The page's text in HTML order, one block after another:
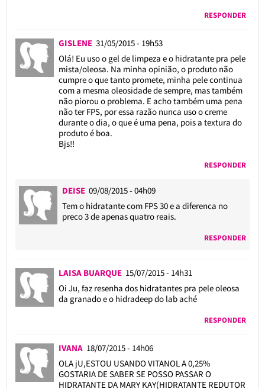
RESPONDER
GISLENE 31/05/2015 - 19h53
Olá! Eu uso o gel de limpeza e o hidratante pra pele
mista/oleosa. Na minha opinião, o produto não
cumpre o que tanto promete, minha pele continua
com a mesma oleosidade de sempre, mas também
não piorou o problema. E acho também uma pena
não ter FPS, por essa razão nunca uso o creme
durante o dia, o que é uma pena, pois a textura do
produto é boa.
Bjs!!
RESPONDER
DEISE09/08/2015 - 04h09
Tem o hidratante com FPS 30 e a diferenca no
preco 3 de apenas quatro reais.
RESPONDER
LAISA BUARQUE 15/07/2015 - 14h31
Oi Ju, faz resenha dos hidratantes pra pele oleosa
da granado e o hidradeep do lab aché
RESPONDER
IVANA 18/07/2015 - 14h06
OLA jU,ESTOU USANDO VITANOL A 0,25%
GOSTARIA DE SABER SE POSSO PASSAR O
HIDRATANTE DA MARY KAY(HIDRATANTE REDUTOR